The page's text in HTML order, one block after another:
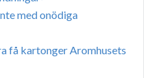
med onödiga
få kartonger Aromhusets